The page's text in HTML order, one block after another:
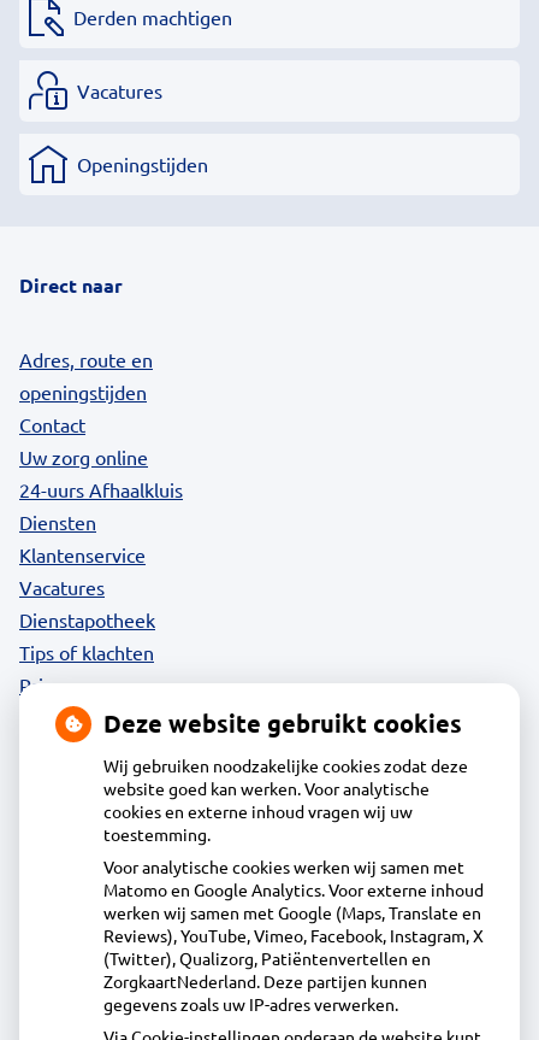
Derden machtigen
Vacatures
Openingstijden
Direct naar
Adres, route en
openingstijden
Contact
Uw zorg online
24-uurs Afhaalkluis
Diensten
Klantenservice
Vacatures
Dienstapotheek
Tips of klachten
Privacy
Acdapha Apotheek Huiswaard
Tochtwaard 5, 1824EZ Alkmaar
072-5628844
info@apotheekhuiswaard.nl
Inschrijven
Deze website gebruikt cookies
Wij gebruiken noodzakelijke cookies zodat deze
website goed kan werken. Voor analytische
cookies en externe inhoud vragen wij uw
toestemming.
Voor analytische cookies werken wij samen met
Matomo en Google Analytics. Voor externe inhoud
werken wij samen met Google (Maps, Translate en
Reviews), YouTube, Vimeo, Facebook, Instagram, X
(Twitter), Qualizorg, Patiëntenvertellen en
ZorgkaartNederland. Deze partijen kunnen
gegevens zoals uw IP-adres verwerken.